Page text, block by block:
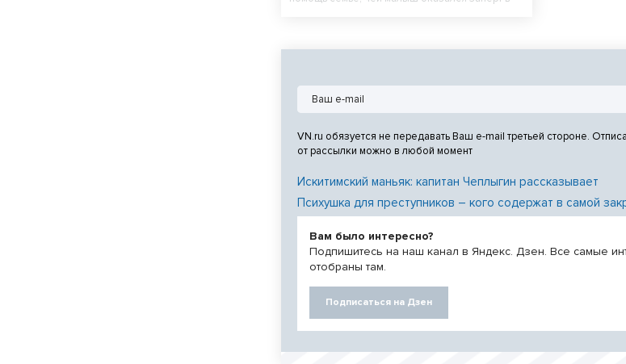
VN.ru обязуется не передавать Ваш e-mail третьей стороне.
от рассылки можно в любой момент
Искитимский маньяк: капитан Чеплыгин рассказывает
Психушка для преступников – кого содержат в самой
Вам было интересно?
Подпишитесь на наш канал в Яндекс. Дзен. Все самые
отобраны там.
Подписаться на Дзен